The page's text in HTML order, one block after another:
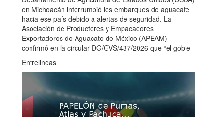
en Michoacán interrumpió los embarques de aguacate
hacia ese país debido a alertas de seguridad. La
Asociación de Productores y Empacadores
Exportadores de Aguacate de México (APEAM)
confirmó en la circular DG/GVS/437/2026 que “el gobie
Entrelineas